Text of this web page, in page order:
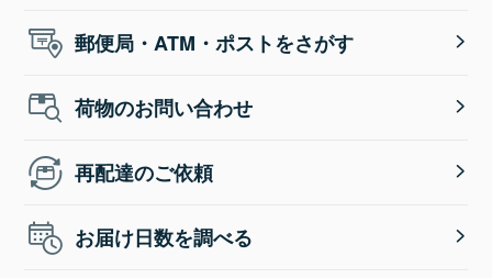
郵便局・ATM・ポストをさがす
荷物のお問い合わせ
再配達のご依頼
お届け日数を調べる